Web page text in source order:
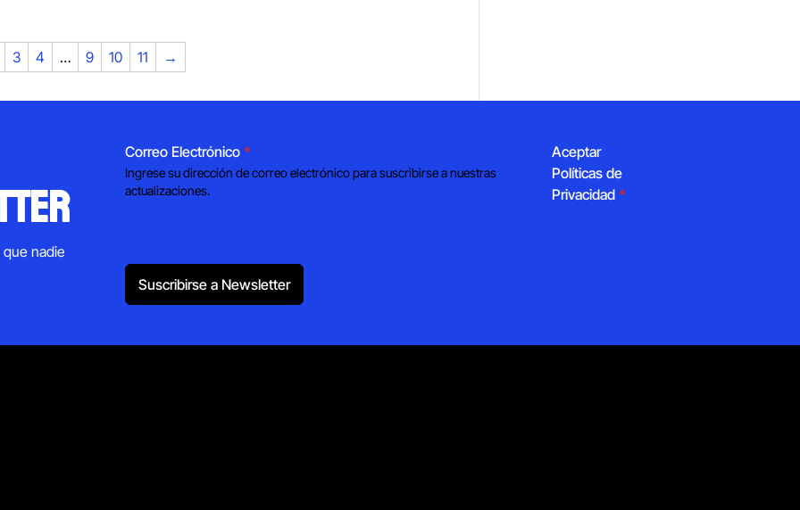
3 4 … 9 10 11 →
nadie
Correo Electrónico *
Ingrese su dirección de correo electrónico para suscribirse a nuestras
actualizaciones.
Aceptar
Políticas de
Privacidad *
Suscribirse a Newsletter